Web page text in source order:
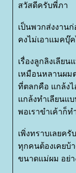
สวัสดีครับพี่ภา
เป็นพวกส่งงาน
คงไม่เอาแมคบุ๊
เรื่องลูกลิงเลีย
เหมือนหลานผม
ที่ตลกคือ แกล้งไ
กล้งทำเลียนแบ
พอเราขำเค้าก็
เพิ่งทราบเลยครั
ทุกคนต้องเคยบ้
ขนาดแม่ผม อย่า